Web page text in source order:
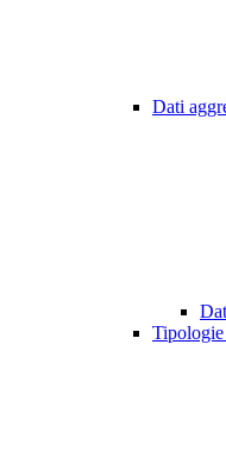
Dati